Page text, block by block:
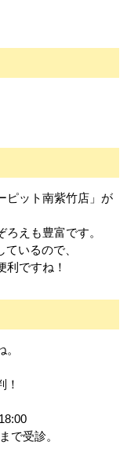
ピット南紫竹店」が
えも豊富です。
いるので、
利ですね！
！
で受診。